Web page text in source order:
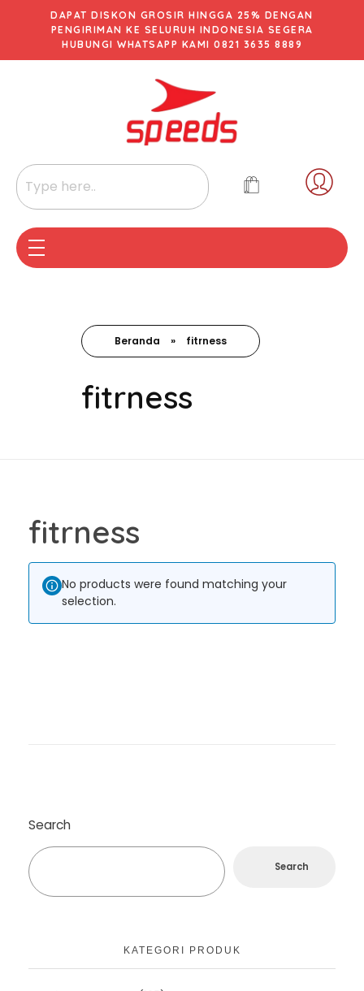
DAPAT DISKON GROSIR HINGGA 25% DENGAN
PENGIRIMAN KE SELURUH INDONESIA SEGERA
HUBUNGI WHATSAPP KAMI 0821 3635 8889
Beranda » fitrness
fitrness
fitrness
No products were found matching your
selection.
Search
Search
KATEGORI PRODUK